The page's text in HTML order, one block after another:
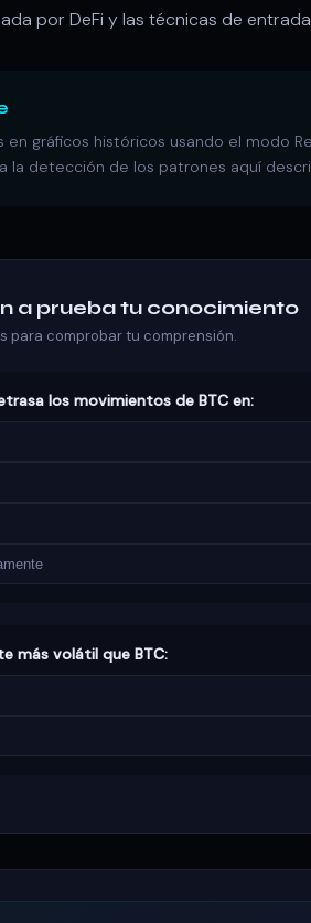
por DeFi y las técnicas de
gráficos históricos usando el modo
la detección de los patrones aquí
a prueba tu conocimiento
para comprobar tu comprensión.
los movimientos de BTC en:
más volátil que BTC: